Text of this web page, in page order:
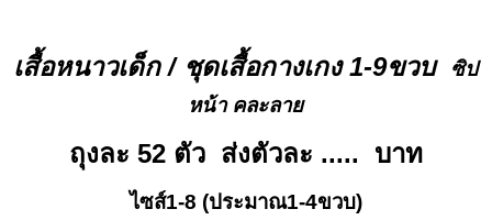
เสื้อหนาวเด็ก / ชุดเสื้อกางเกง 1-9ขวบ
ซิป
หน้า คละลาย
ถุงละ 52 ตัว ส่งตัวละ ..... บาท
ไซส์1-8 (ประมาณ1-4ขวบ)